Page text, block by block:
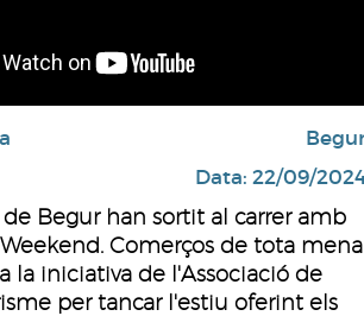
Data: 22/09/
Begur han sortit al carrer amb
Comerços de tota mena
la iniciativa de l'Associació de
per tancar l'estiu oferint els